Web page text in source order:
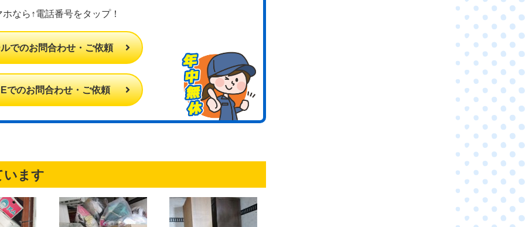
ホなら↑電話番号をタップ！
でのお問合わせ・ご依頼
でのお問合わせ・ご依頼
います